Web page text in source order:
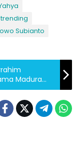
Subianto
Madura